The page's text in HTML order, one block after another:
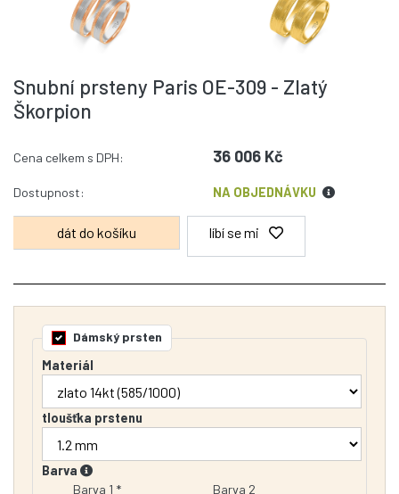
Snubní prsteny Paris OE-309 - Zlatý
Škorpion
Cena celkem s DPH: 36 006 Kč
Dostupnost: NA OBJEDNÁVKU
líbí se mi
Dámský prsten
Materiál
tloušťka prstenu
Barva
Barva 1 *
Barva 2